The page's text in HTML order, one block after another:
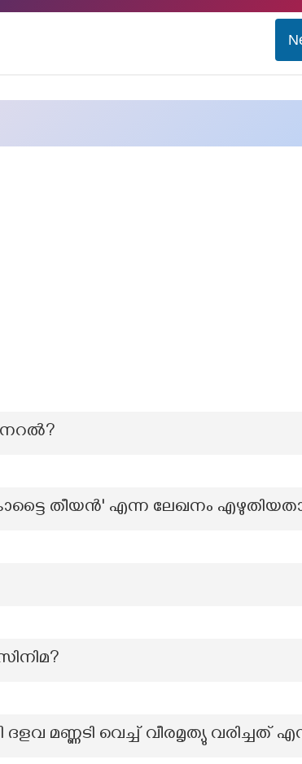
തീയൻ' എന്ന ലേഖനം
മണ്ണടി വെച്ച് വീരമൃത്യു വരിച്ചത്